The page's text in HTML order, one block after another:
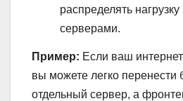
распределять
серверами.
Пример: Если ваш
вы можете легко перенести
отдельный сервер, а